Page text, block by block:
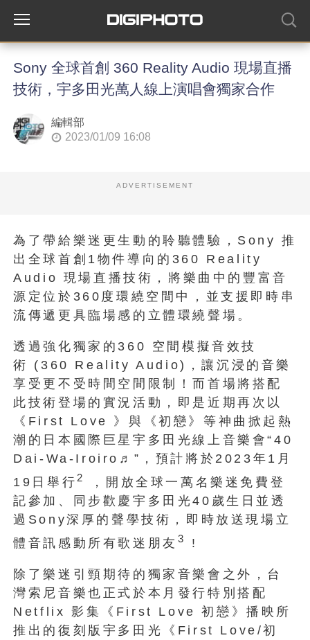
Sony 全球首創 360 Reality Audio 現場直播
技術，宇多田光萬人線上演唱會獨家合作
編輯部
2023/01/09 16:08
ADVERTISEMENT
為了帶給樂迷更生動的聆聽體驗，Sony 推
出全球首創1物件導向的360 Reality
Audio 現場直播技術，將樂曲中的豐富音
源定位於360度環繞空間中，並支援即時串
流傳遞更具臨場感的立體環繞聲場。
透過強化獨家的360 空間模擬音效技
術 (360 Reality Audio)，讓沉浸的音樂
享受更不受時間空間限制！而首場將搭配
此技術登場的實況活動，即是近期再次以
《First Love 》與《初戀》等神曲掀起熱
潮的日本國際巨星宇多田光線上音樂會“40
Dai-Wa-Iroiro♬”，預計將於2023年1月
19日舉行2
，開放全球一萬名樂迷免費登
記參加、同步歡慶宇多田光40歲生日並透
過Sony深厚的聲學技術，即時放送現場立
體音訊感動所有歌迷朋友 3 !
除了樂迷引頸期待的獨家音樂會之外，台
灣索尼音樂也正式於本月發行特別搭配
Netflix 影集《First Love 初戀》播映所
推出的復刻版宇多田光《First Love/初